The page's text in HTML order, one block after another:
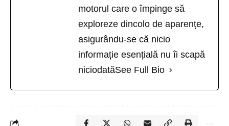
motorul care o împinge să
exploreze dincolo de aparențe,
asigurându-se că nicio
informație esențială nu îi scapă
niciodatăSee Full Bio